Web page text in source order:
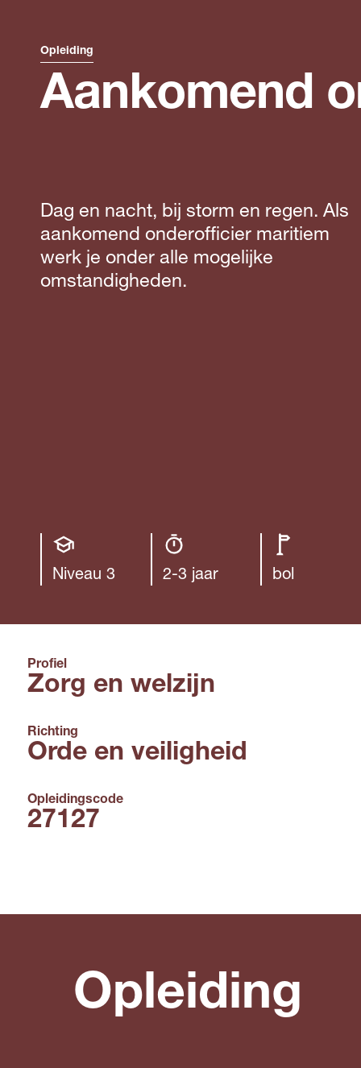
Opleiding
Aankomend
Dag en nacht, bij storm en regen. Als
aankomend onderofficier maritiem
werk je onder alle mogelijke
omstandigheden.
Niveau 3
2-3 jaar
bol
Profiel
Zorg en welzijn
Richting
Orde en veiligheid
Opleidingscode
27127
Opleiding